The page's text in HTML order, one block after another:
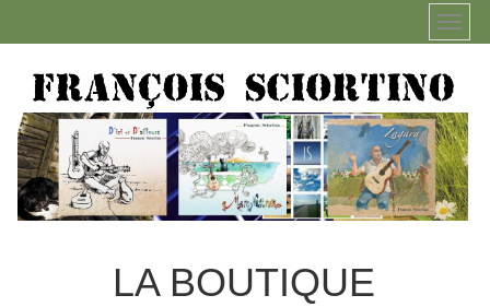
LA BOUTIQUE